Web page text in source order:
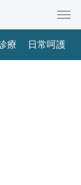
療 日常呵護